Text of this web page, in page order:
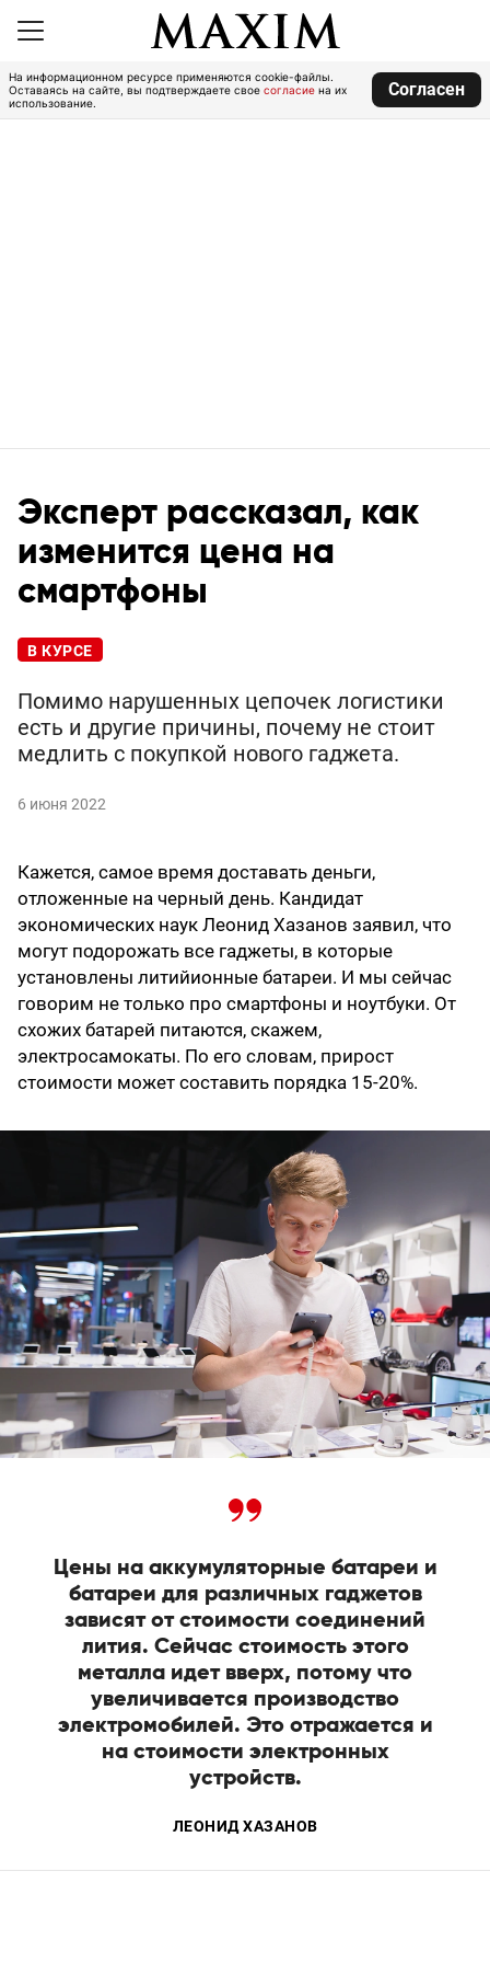
На информационном ресурсе применяются cookie-файлы.
Оставаясь на сайте, вы подтверждаете свое согласие на их
использование.
Согласен
Эксперт рассказал, как
изменится цена на
смартфоны
В КУРСЕ
Помимо нарушенных цепочек логистики
есть и другие причины, почему не стоит
медлить с покупкой нового гаджета.
6 июня 2022
Кажется, самое время доставать деньги,
отложенные на черный день. Кандидат
экономических наук Леонид Хазанов заявил, что
могут подорожать все гаджеты, в которые
установлены литийионные батареи. И мы сейчас
говорим не только про смартфоны и ноутбуки. От
схожих батарей питаются, скажем,
электросамокаты. По его словам, прирост
стоимости может составить порядка 15-20%.
Цены на аккумуляторные батареи и
батареи для различных гаджетов
зависят от стоимости соединений
лития. Сейчас стоимость этого
металла идет вверх, потому что
увеличивается производство
электромобилей. Это отражается и
на стоимости электронных
устройств.
ЛЕОНИД ХАЗАНОВ